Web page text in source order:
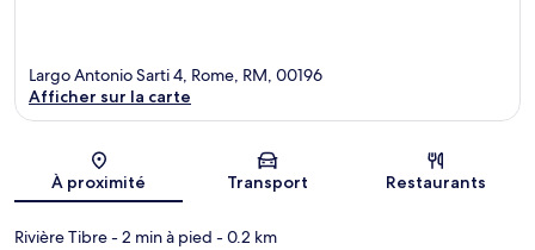
Carte
Largo Antonio Sarti 4, Rome, RM, 00196
Afficher sur la carte
À proximité Transport Restaurants
Rivière Tibre- 2 min à pied - 0.2 km